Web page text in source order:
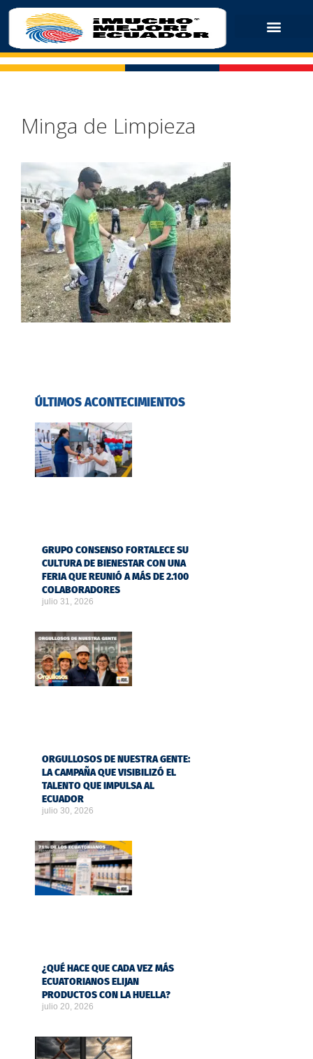
Minga de Limpieza
ÚLTIMOS ACONTECIMIENTOS
GRUPO CONSENSO FORTALECE SU
CULTURA DE BIENESTAR CON UNA
FERIA QUE REUNIÓ A MÁS DE 2.100
COLABORADORES
julio 31, 2026
ORGULLOSOS DE NUESTRA GENTE:
LA CAMPAÑA QUE VISIBILIZÓ EL
TALENTO QUE IMPULSA AL
ECUADOR
julio 30, 2026
¿QUÉ HACE QUE CADA VEZ MÁS
ECUATORIANOS ELIJAN
PRODUCTOS CON LA HUELLA?
julio 20, 2026